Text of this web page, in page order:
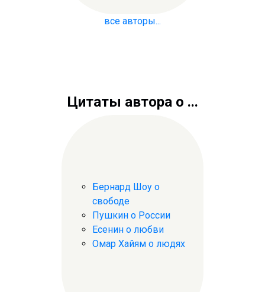
все авторы...
Цитаты автора о ...
Бернард Шоу о
свободе
Пушкин о России
Есенин о любви
Омар Хайям о людях